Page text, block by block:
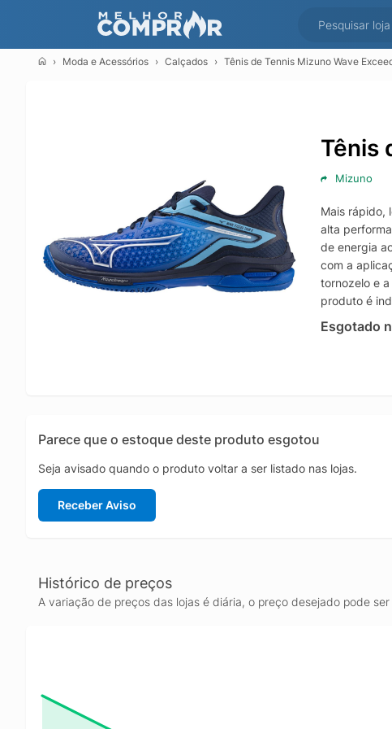
Moda e Acessórios Calçados Tênis de Tennis Mizuno Wave
Tênis
Mizuno
Mais rápido,
alta
de energia
com a
tornozelo e
produto é
Esgotado
Parece que o estoque deste produto esgotou
Seja avisado quando o produto voltar a ser listado nas lojas.
Receber Aviso
Histórico de preços
A variação de preços das lojas é diária, o preço desejado pode